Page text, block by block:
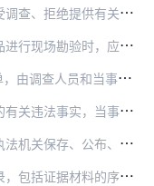
应当在调查笔录上载明或以录音、录像等视听资料加以证明。必要时，调查人…
笔录；当事人拒绝到场的，应当在现场勘验笔录中注明。
员和当事人签名或者盖章。
证据。现场检查事实确认书应当有相关检查取证材料作为佐证。
符合证据要求的，可以作为行政处罚的证据。
证明目的、证据来源、证据形式、页码等。